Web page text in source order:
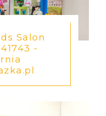
Salon
-